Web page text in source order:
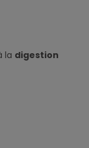
la digestion